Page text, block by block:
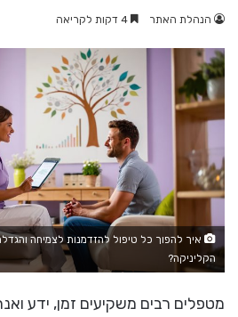
הנהלת האתר
איך להפוך כל טיפול להזדמנות לצמיחה
הקליניקה?
מטפלים רבים משקיעים זמן, ידע